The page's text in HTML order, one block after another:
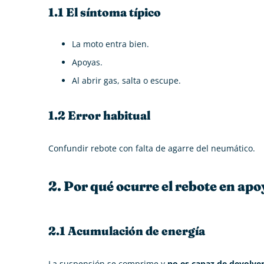
1.1 El síntoma típico
La moto entra bien.
Apoyas.
Al abrir gas, salta o escupe.
1.2 Error habitual
Confundir rebote con falta de agarre del neumático.
2. Por qué ocurre el rebote en
2.1 Acumulación de energía